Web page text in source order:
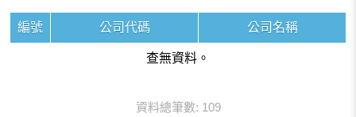
編號 公司代碼 公司名稱
查無資料。
資料總筆數: 109